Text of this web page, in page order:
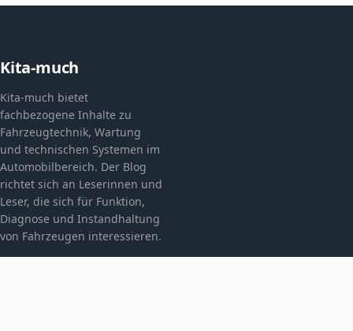
Kita-much
Kita-much bietet
fachbezogene Inhalte zu
Fahrzeugtechnik, Wartung
und technischen Systemen im
Automobilbereich. Der Blog
richtet sich an Leserinnen und
Leser, die sich für Funktion,
Diagnose und Instandhaltung
von Fahrzeugen interessieren.